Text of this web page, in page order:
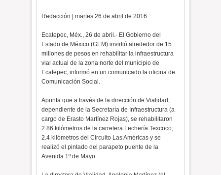
Redacción | martes 26 de abril de 2016
Ecatepec, Méx., 26 de abril.- El Gobierno del
Estado de México (GEM) invirtió alrededor de 15
millones de pesos en rehabilitar la infraestructura
vial actual de la zona norte del municipio de
Ecatepec, informó en un comunicado la oficina de
Comunicación Social.
Apunta que a través de la dirección de Vialidad,
dependiente de la Secretaría de Infraestructura (a
cargo de Erasto Martínez Rojas), se rehabilitaron
2.86 kilómetros de la carretera Lechería Texcoco;
2.4 kilómetros del Circuito Las Américas y se
realizó el pintado del parapeto puente de la
Avenida 1º de Mayo.